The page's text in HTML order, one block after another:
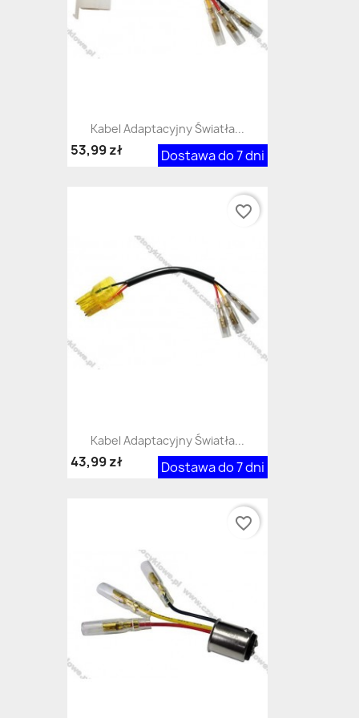
Kabel Adaptacyjny Światła...
Dostawa do 7 dni
53,99 zł
Kabel Adaptacyjny Światła...
Dostawa do 7 dni
43,99 zł
favorite_border
favorite_border